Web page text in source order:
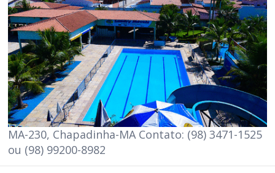
MA-230, Chapadinha-MA Contato: (98) 3471-1525
ou (98) 99200-8982